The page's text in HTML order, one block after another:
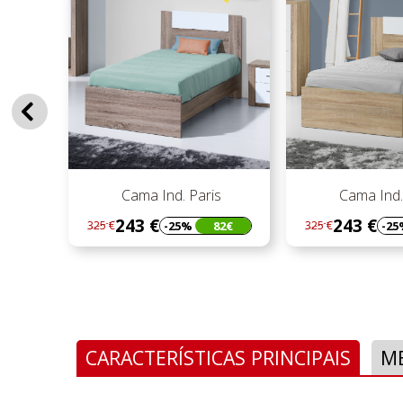
Cama Ind. Paris
Regular
preço
325 €243 €
Preço -25%
Regular
preço
664 €
Preço
CARACTERÍSTICAS PRINCIPAIS